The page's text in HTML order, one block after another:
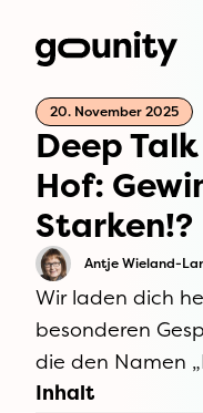
20. November 2025
Deep
Hof:
Starken!?
Antje Wieland-
Wir laden dich
besonderen
die den Namen
Inhalt